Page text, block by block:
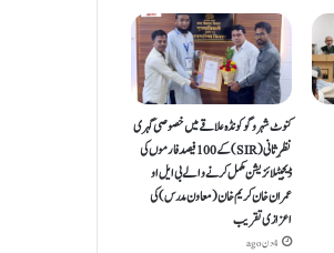
کنوٹ شہر و گوکونڈہ علاقے میں خصوصی گہری
نظرِ ثانی (SIR) کے 100 فیصد فارموں کی
ڈیجیٹلائزیشن مکمل کرنے والے بی ایل او
عمران خان کریم خان (معاون مدرس) کی
اعزازی تقریب
4 دن ago